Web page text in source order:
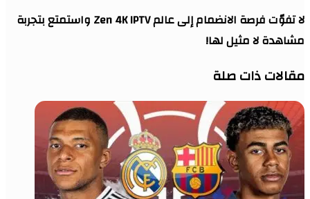
لا تفوّت فرصة الانضمام إلى عالم Zen 4K IPTV واستمتع بتجربة
مشاهدة لا مثيل لها!
مقالات ذات صلة